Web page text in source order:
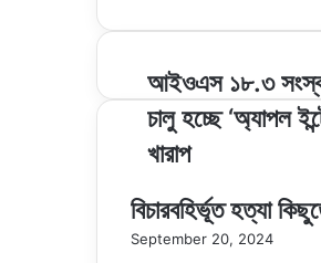
আইওএস
১৮.৩
সংস্করণে
স্বয়ংক্রিয়ভাবে
চালু
‘অ্যাপল
ইন্টেলিজেন্স’,
আইওএস ১৮.৩
চালু হচ্ছে ‘অ্যাপল
খারাপ
বিচারবহির্ভূত হত্যা
September 20, 2024